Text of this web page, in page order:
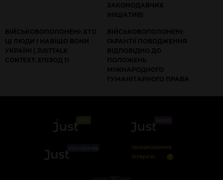
ЗАКОНОДАВЧИХ
ІНІЦІАТИВ)
ВІЙСЬКОВОПОЛОНЕНІ: ХТО
ЦІ ЛЮДИ І НАВІЩО ВОНИ
УКРАЇНІ | JUSTTALK
CONTEXT. ЕПІЗОД 11
ВІЙСЬКОВОПОЛОНЕНІ:
ГАРАНТІЇ ПОВОДЖЕННЯ
ВІДПОВІДНО ДО
ПОЛОЖЕНЬ
МІЖНАРОДНОГО
ГУМАНІТАРНОГО ПРАВА